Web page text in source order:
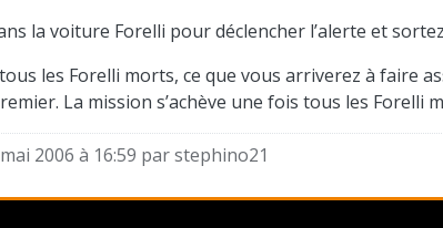
la voiture Forelli pour déclencher l’alerte et
les Forelli morts, ce que vous arriverez à faire
La mission s’achève une fois tous les Forelli
2006 à 16:59 parstephino21